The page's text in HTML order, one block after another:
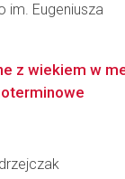
im. Eugeniusza
z wiekiem w